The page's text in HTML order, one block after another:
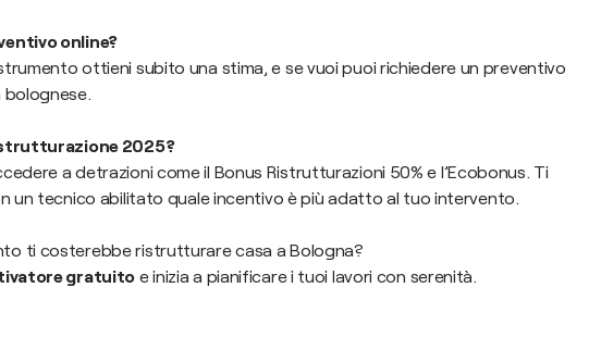
online?
ottieni subito una stima, e se vuoi puoi richiedere un preventivo
2025?
a detrazioni come il Bonus Ristrutturazioni 50% e l’Ecobonus. Ti
un tecnico abilitato quale incentivo è più adatto al tuo intervento.
ti costerebbe ristrutturare casa a Bologna?
gratuito e inizia a pianificare i tuoi lavori con serenità.